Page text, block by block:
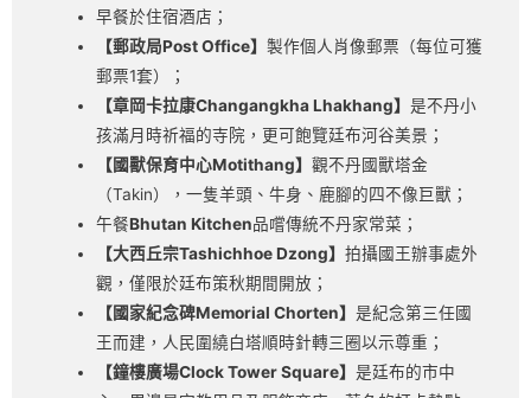
早餐於住宿酒店；
【郵政局Post Office】製作個人肖像郵票（每位可獲
郵票1套）；
【章岡卡拉康Changangkha Lhakhang】是不丹小
孩滿月時祈福的寺院，更可飽覽廷布河谷美景；
【國獸保育中心Motithang】觀不丹國獸塔金
（Takin），一隻羊頭、牛身、鹿腳的四不像巨獸；
午餐Bhutan Kitchen品嚐傳統不丹家常菜；
【大西丘宗Tashichhoe Dzong】拍攝國王辦事處外
觀，僅限於廷布策秋期間開放；
【國家紀念碑Memorial Chorten】是紀念第三任國
王而建，人民圍繞白塔順時針轉三圈以示尊重；
【鐘樓廣場Clock Tower Square】是廷布的市中